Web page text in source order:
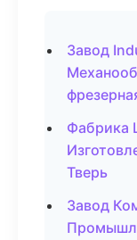
Завод
Фабрика
Тверь
Завод